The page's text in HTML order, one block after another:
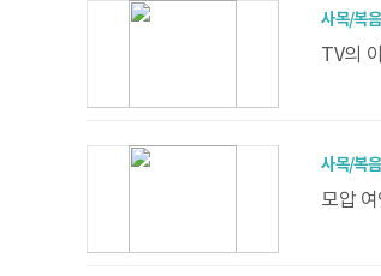
사목/복
한 행
TV의
나는
사목/복
모압
든 일